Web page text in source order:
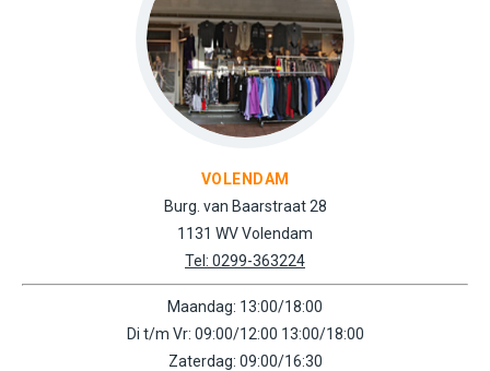
VOLENDAM
Burg. van Baarstraat 28
1131 WV Volendam
Tel: 0299-363224
Maandag: 13:00/18:00
Di t/m Vr: 09:00/12:00 13:00/18:00
Zaterdag: 09:00/16:30